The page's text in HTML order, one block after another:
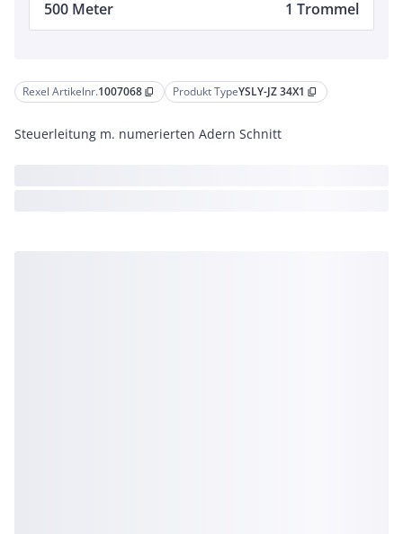
Rexel Artikelnr.1007068 content_copy Produkt TypeYSLY-JZ 34X1 content_copy
Steuerleitung m. numerierten Adern Schnitt
500 Meter 1 Trommel